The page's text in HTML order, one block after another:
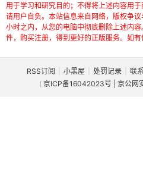
用于学习和研究目的；不得将上述内容用
请用户自负。本站信息来自网络，版权争
小时之内，从您的电脑中彻底删除上述内
件，购买注册，得到更好的正版服务。如有
RSS订阅 小黑屋 处罚记录 联
( 京ICP备16042023号 | 京公